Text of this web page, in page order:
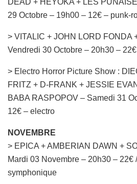
29 Octobre – 19h00 – 12€ – punk-
> VITALIC + JOHN LORD FONDA
Vendredi 30 Octobre – 20h30 –
> Electro Horror Picture Show :
FRITZ + D-FRANK + JESSIE
BABA RASPOPOV – Samedi 31
12€ – electro
NOVEMBRE
> EPICA + AMBERIAN DAWN +
Mardi 03 Novembre – 20h30 – 22€
symphonique